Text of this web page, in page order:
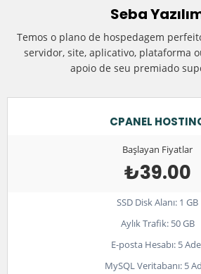
Seba
Temos o plano de hospedagem
servidor, site, aplicativo, plataforma
apoio de seu premiado
CPANEL
Başlayan Fiyatlar
₺39.00
SSD Disk Alanı: 1 GB
Aylık Trafik: 50 GB
E-posta Hesabı: 5
MySQL Veritabanı: 5